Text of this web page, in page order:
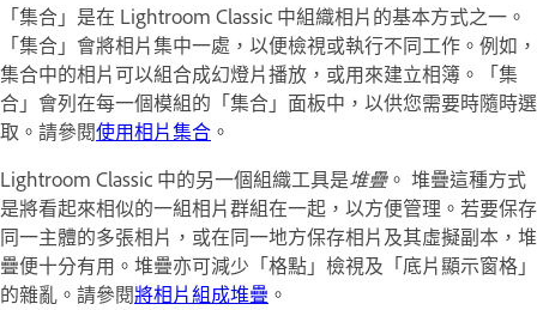
「集合」是在 Lightroom Classic 中組織相片的基本方式之一。
「集合」會將相片集中一處，以便檢視或執行不同工作。例如，
集合中的相片可以組合成幻燈片播放，或用來建立相簿。「集
合」會列在每一個模組的「集合」面板中，以供您需要時隨時選
取。請參閱使用相片集合 。
Lightroom Classic 中的另一個組織工具是堆疊。 堆疊這種方式
是將看起來相似的一組相片群組在一起，以方便管理。若要保存
同一主體的多張相片，或在同一地方保存相片及其虛擬副本，堆
疊便十分有用。堆疊亦可減少「格點」檢視及「底片顯示窗格」
的雜亂。請參閱將相片組成堆疊 。